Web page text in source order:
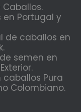
Portugal y
de caballos en
semen en
Pura
Colombiano.